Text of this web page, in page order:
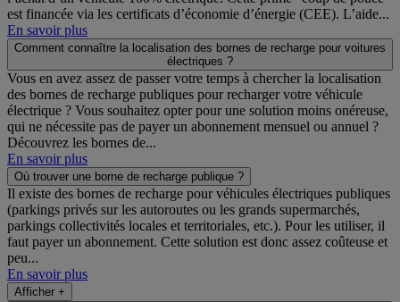
est financée via les certificats d’économie d’énergie (CEE). L’aide...
En savoir plus
Comment connaître la localisation des bornes de recharge pour voitures
électriques ?
Vous en avez assez de passer votre temps à chercher la localisation
des bornes de recharge publiques pour recharger votre véhicule
électrique ? Vous souhaitez opter pour une solution moins onéreuse,
qui ne nécessite pas de payer un abonnement mensuel ou annuel ?
Découvrez les bornes de...
En savoir plus
Où trouver une borne de recharge publique ?
Il existe des bornes de recharge pour véhicules électriques publiques
(parkings privés sur les autoroutes ou les grands supermarchés,
parkings collectivités locales et territoriales, etc.). Pour les utiliser, il
faut payer un abonnement. Cette solution est donc assez coûteuse et
peu...
En savoir plus
Afficher +